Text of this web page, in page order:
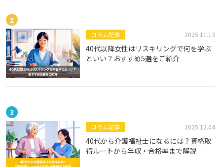
コラム記事 2025.11.13
40代以降女性はリスキリングで何を学ぶ
といい？おすすめ5選をご紹介
コラム記事 2025.12.04
40代から介護福祉士になるには？資格取
得ルートから年収・合格率まで解説